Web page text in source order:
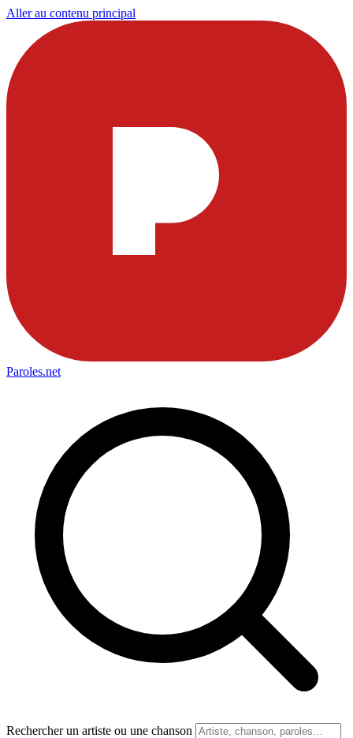
Aller au contenu principal
Paroles.net
Rechercher un artiste ou une chanson